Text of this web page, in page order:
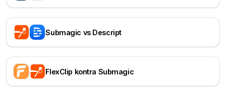
Submagic vs Descript
FlexClip kontra Submagic